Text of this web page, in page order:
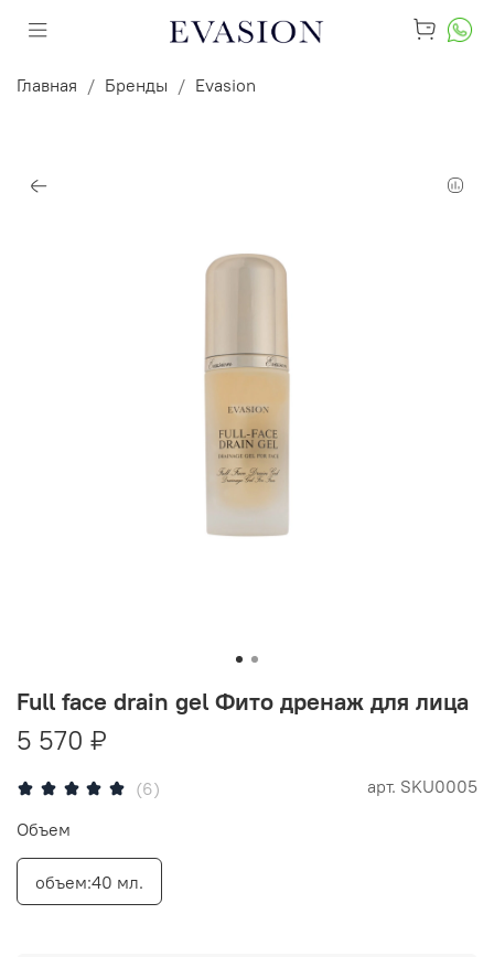
Главная Бренды Evasion
(6) арт. SKU0005
Full face drain gel Фито дренаж для лица
5 570 ₽
Объем
объем:40 мл.